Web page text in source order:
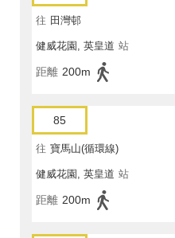
往 田灣邨
健威花園, 英皇道 站
距離 200m
85
往 寶馬山(循環線)
健威花園, 英皇道 站
距離 200m